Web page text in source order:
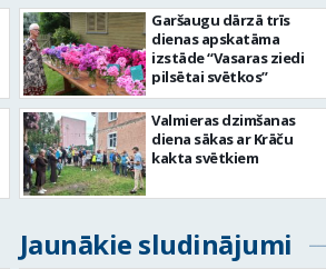
Garšaugu dārzā trīs
dienas apskatāma
izstāde “Vasaras ziedi
pilsētai svētkos”
Valmieras dzimšanas
diena sākas ar Krāču
kakta svētkiem
Jaunākie sludinājumi